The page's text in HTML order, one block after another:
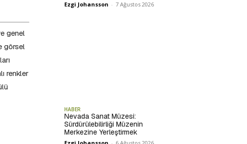
genel
görsel
renkler
Ezgi Johansson - 7 Ağustos 2026
HABER
Nevada Sanat Müzesi:
Sürdürülebilirliği Müzenin
Merkezine Yerleştirmek